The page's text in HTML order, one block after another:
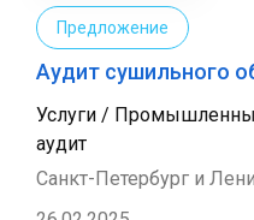
Предложение
Аудит сушильного
Услуги /
аудит
Санкт-Петербург и